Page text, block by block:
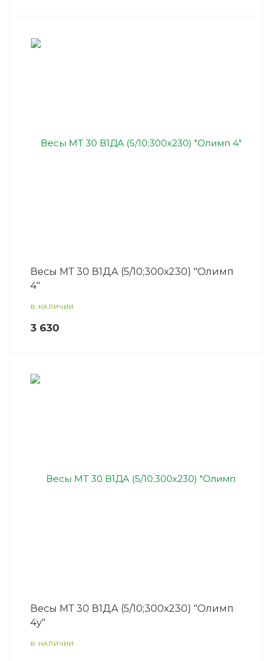
Весы МТ 30 В1ДА (5/10;300х230) "Олимп
4"
В НАЛИЧИИ
3 630
Весы МТ 30 В1ДА (5/10;300х230) "Олимп
4у"
В НАЛИЧИИ